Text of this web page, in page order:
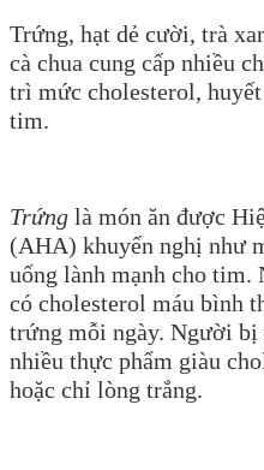
Trứng, hạt dẻ cười, trà
cà chua cung cấp nhiều
trì mức cholesterol, huyết
tim.
Trứng là món ăn được
(AHA) khuyến nghị như
uống lành mạnh cho tim.
có cholesterol máu bình
trứng mỗi ngày. Người bị
nhiều thực phẩm giàu
hoặc chỉ lòng trắng.